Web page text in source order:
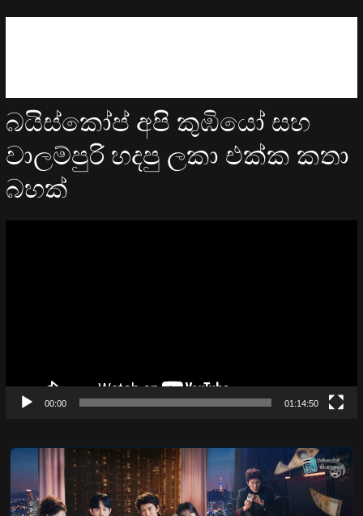
බයිස්කෝප් අපි කුඹියෝ සහ
වාලම්පුරි හදපු ලකා එක්ක කතා
බහක්
00:00 01:14:50